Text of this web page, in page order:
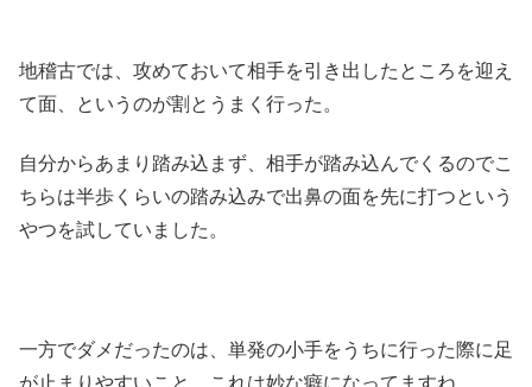
地稽古では、攻めておいて相手を引き出したところを迎え
て面、というのが割とうまく行った。
自分からあまり踏み込まず、相手が踏み込んでくるのでこ
ちらは半歩くらいの踏み込みで出鼻の面を先に打つという
やつを試していました。
一方でダメだったのは、単発の小手をうちに行った際に足